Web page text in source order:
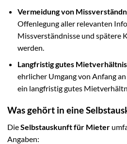
Vermeidung von
Offenlegung aller relevanten
Missverständnisse und spätere
werden.
Langfristig gutes
ehrlicher Umgang von Anfang
ein langfristig gutes
Was gehört in eine
DieSelbstauskunft für Mieter
Angaben: